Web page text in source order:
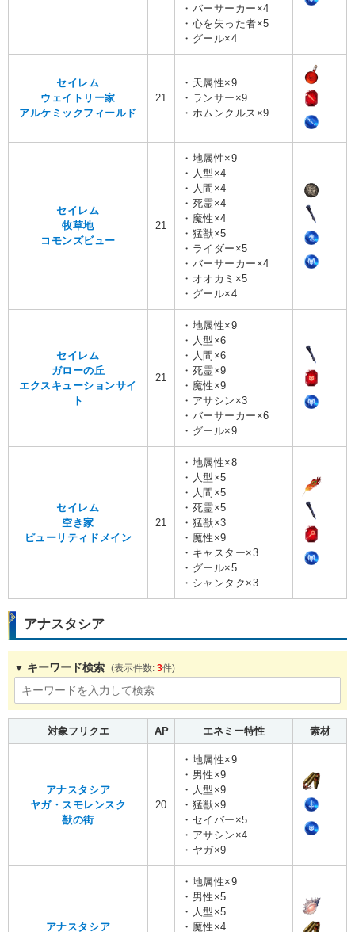
・バーサーカー×4
・心を失った者×5
・グール×4
セイレム
ウェイトリー家
アルケミックフィールド
21
・天属性×9
・ランサー×9
・ホムンクルス×9
セイレム
牧草地
コモンズビュー
21
・地属性×9
・人型×4
・人間×4
・死霊×4
・魔性×4
・猛獣×5
・ライダー×5
・バーサーカー×4
・オオカミ×5
・グール×4
セイレム
ガローの丘
エクスキューションサイ
ト
21
・地属性×9
・人型×6
・人間×6
・死霊×9
・魔性×9
・アサシン×3
・バーサーカー×6
・グール×9
セイレム
空き家
ピューリティドメイン
21
・地属性×8
・人型×5
・人間×5
・死霊×5
・猛獣×3
・魔性×9
・キャスター×3
・グール×5
・シャンタク×3
アナスタシア
キーワード検索 3
対象フリクエ AP エネミー特性 素材
アナスタシア
ヤガ・スモレンスク
獣の街
20
・地属性×9
・男性×9
・人型×9
・猛獣×9
・セイバー×5
・アサシン×4
・ヤガ×9
アナスタシア
・地属性×9
・男性×5
・人型×5
・魔性×4